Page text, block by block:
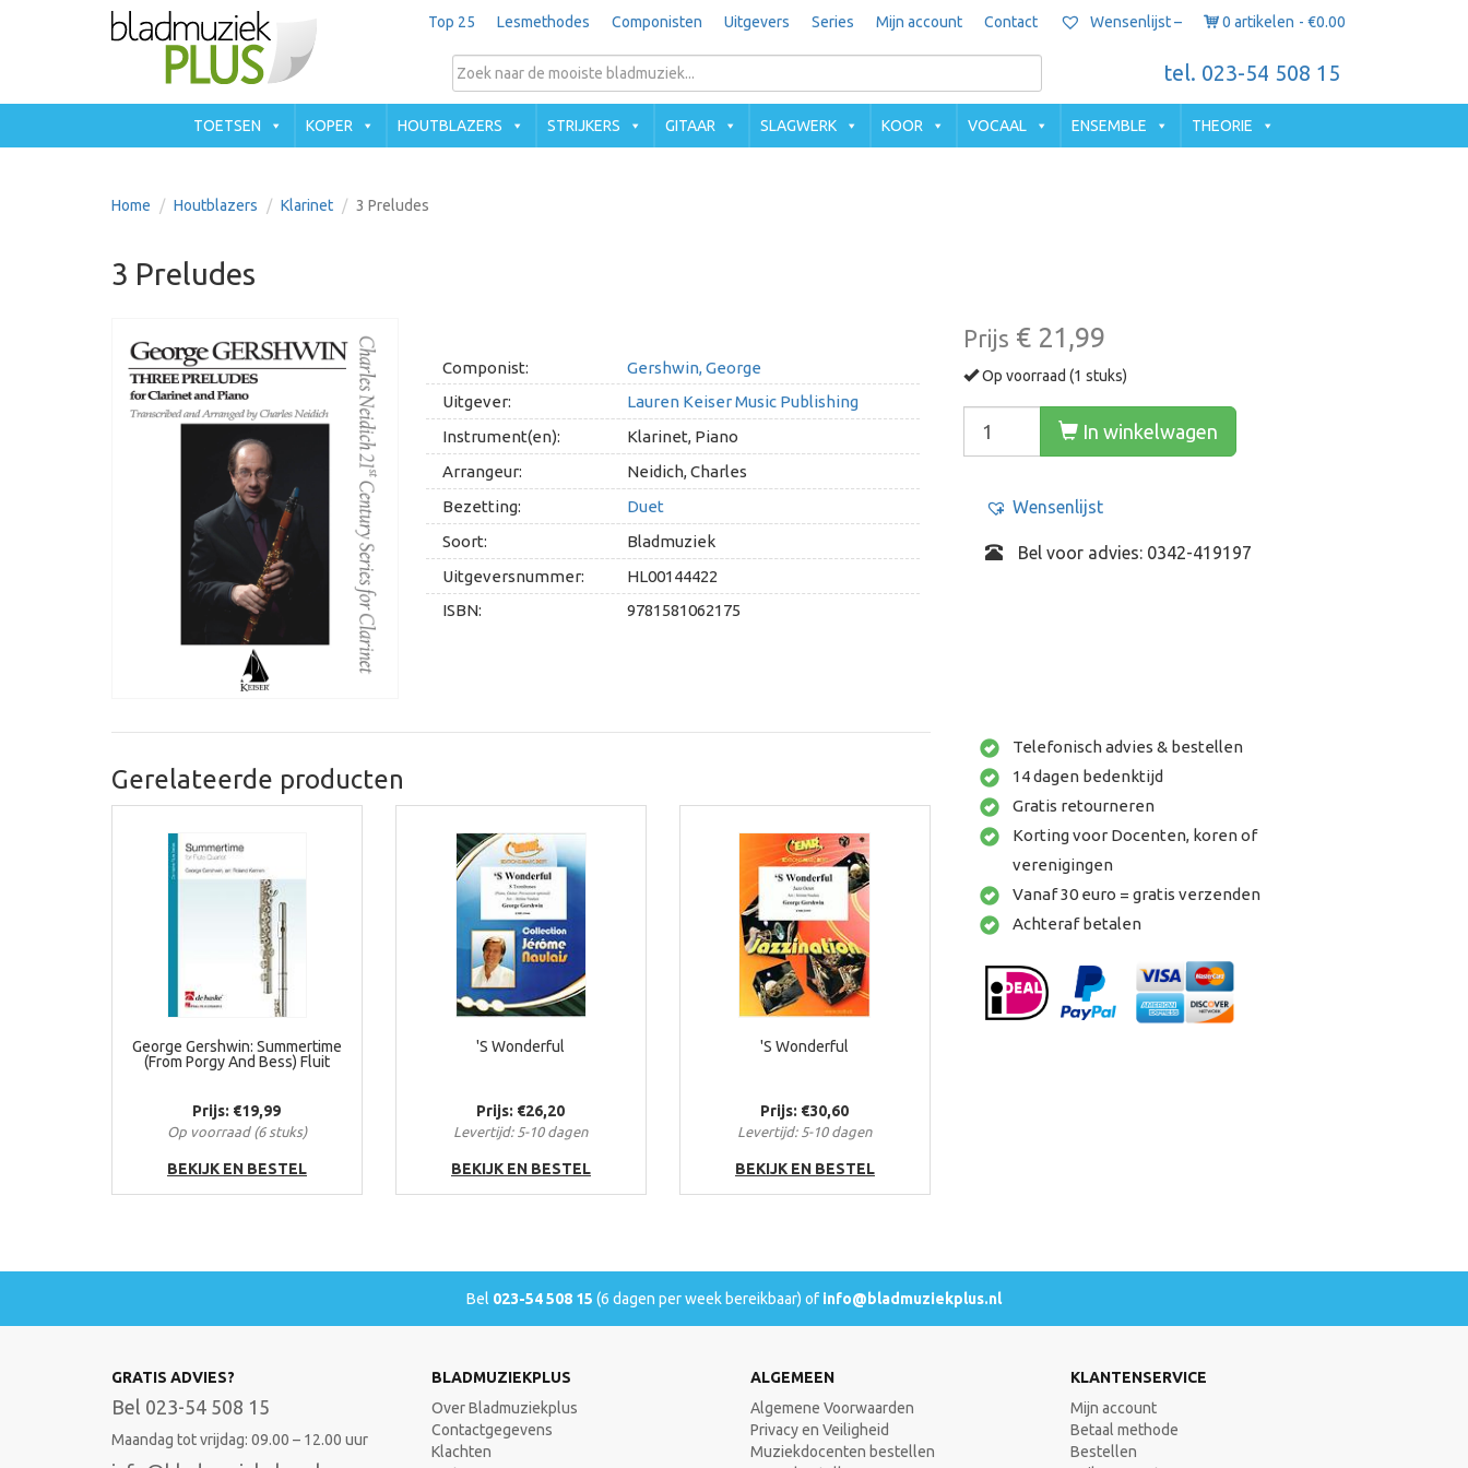
Top 25 Lesmethodes Componisten Uitgevers Series Mijn account Contact Wensenlijst – 0 artikelen €0.00
tel. 023-54 508 15
TOETSEN KOPER HOUTBLAZERS STRIJKERS GITAAR SLAGWERK KOOR VOCAAL ENSEMBLE THEORIE
Home Houtblazers Klarinet 3 Preludes
3 Preludes
Componist:
Gershwin, George
Uitgever:
Lauren Keiser Music Publishing
Instrument(en):
Klarinet, Piano
Arrangeur:
Neidich, Charles
Bezetting:
Duet
Soort:
Bladmuziek
Uitgeversnummer:
HL00144422
ISBN:
9781581062175
Prijs € 21,99
Op voorraad (1 stuks)
In winkelwagen
Wensenlijst
Bel voor advies: 0342-419197
Gerelateerde producten
George Gershwin: Summertime
(From Porgy And Bess) Fluit
Prijs: €19,99
Op voorraad (6 stuks)
BEKIJK EN BESTEL
'S Wonderful
Prijs: €26,20
Levertijd: 5-10 dagen
BEKIJK EN BESTEL
'S Wonderful
Prijs: €30,60
Levertijd: 5-10 dagen
BEKIJK EN BESTEL
Telefonisch advies & bestellen
14 dagen bedenktijd
Gratis retourneren
Korting voor Docenten, koren of
verenigingen
Vanaf 30 euro = gratis verzenden
Achteraf betalen
Bel 023-54 508 15 (6 dagen per week bereikbaar) of info@bladmuziekplus.nl
GRATIS ADVIES?
Bel 023-54 508 15
Maandag tot vrijdag: 09.00 – 12.00 uur
BLADMUZIEKPLUS
Over Bladmuziekplus
Contactgegevens
Klachten
ALGEMEEN
Algemene Voorwaarden
Privacy en Veiligheid
Muziekdocenten bestellen
KLANTENSERVICE
Mijn account
Betaal methode
Bestellen